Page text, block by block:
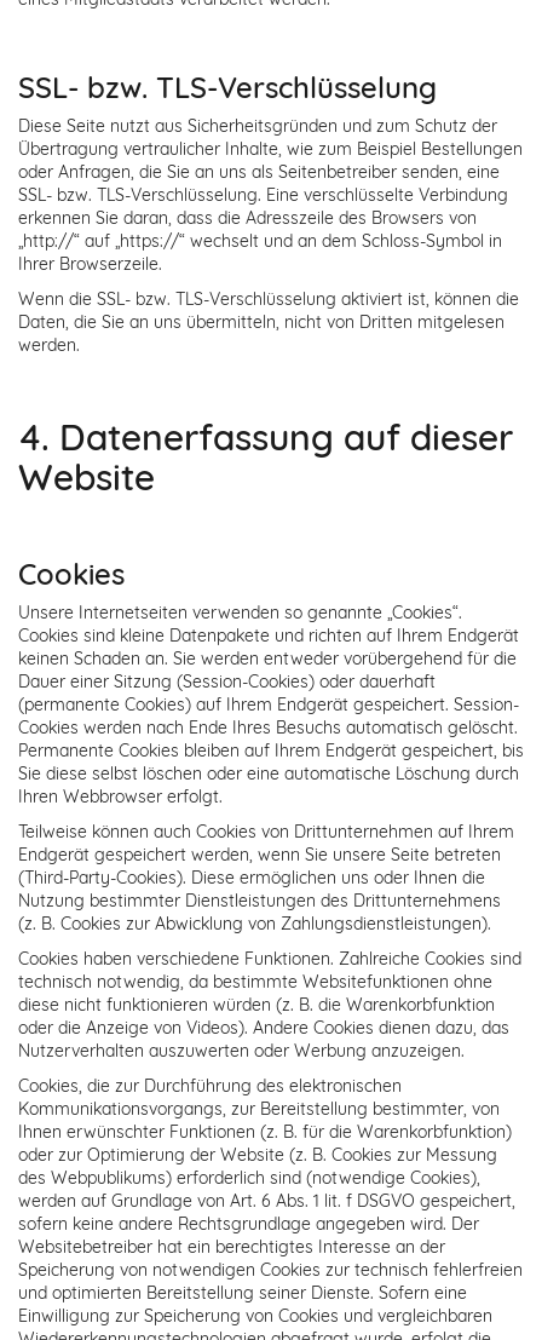
SSL- bzw. TLS-Verschlüsselung
Diese Seite nutzt aus Sicherheitsgründen und zum Schutz der
Übertragung vertraulicher Inhalte, wie zum Beispiel Bestellungen
oder Anfragen, die Sie an uns als Seitenbetreiber senden, eine
SSL- bzw. TLS-Verschlüsselung. Eine verschlüsselte Verbindung
erkennen Sie daran, dass die Adresszeile des Browsers von
„http://“ auf „https://“ wechselt und an dem Schloss-Symbol in
Ihrer Browserzeile.
Wenn die SSL- bzw. TLS-Verschlüsselung aktiviert ist, können die
Daten, die Sie an uns übermitteln, nicht von Dritten mitgelesen
werden.
4. Datenerfassung auf dieser
Website
Cookies
Unsere Internetseiten verwenden so genannte „Cookies“.
Cookies sind kleine Datenpakete und richten auf Ihrem Endgerät
keinen Schaden an. Sie werden entweder vorübergehend für die
Dauer einer Sitzung (Session-Cookies) oder dauerhaft
(permanente Cookies) auf Ihrem Endgerät gespeichert. Session-
Cookies werden nach Ende Ihres Besuchs automatisch gelöscht.
Permanente Cookies bleiben auf Ihrem Endgerät gespeichert, bis
Sie diese selbst löschen oder eine automatische Löschung durch
Ihren Webbrowser erfolgt.
Teilweise können auch Cookies von Drittunternehmen auf Ihrem
Endgerät gespeichert werden, wenn Sie unsere Seite betreten
(Third-Party-Cookies). Diese ermöglichen uns oder Ihnen die
Nutzung bestimmter Dienstleistungen des Drittunternehmens
(z. B. Cookies zur Abwicklung von Zahlungsdienstleistungen).
Cookies haben verschiedene Funktionen. Zahlreiche Cookies sind
technisch notwendig, da bestimmte Websitefunktionen ohne
diese nicht funktionieren würden (z. B. die Warenkorbfunktion
oder die Anzeige von Videos). Andere Cookies dienen dazu, das
Nutzerverhalten auszuwerten oder Werbung anzuzeigen.
Cookies, die zur Durchführung des elektronischen
Kommunikationsvorgangs, zur Bereitstellung bestimmter, von
Ihnen erwünschter Funktionen (z. B. für die Warenkorbfunktion)
oder zur Optimierung der Website (z. B. Cookies zur Messung
des Webpublikums) erforderlich sind (notwendige Cookies),
werden auf Grundlage von Art. 6 Abs. 1 lit. f DSGVO gespeichert,
sofern keine andere Rechtsgrundlage angegeben wird. Der
Websitebetreiber hat ein berechtigtes Interesse an der
Speicherung von notwendigen Cookies zur technisch fehlerfreien
und optimierten Bereitstellung seiner Dienste. Sofern eine
Einwilligung zur Speicherung von Cookies und vergleichbaren